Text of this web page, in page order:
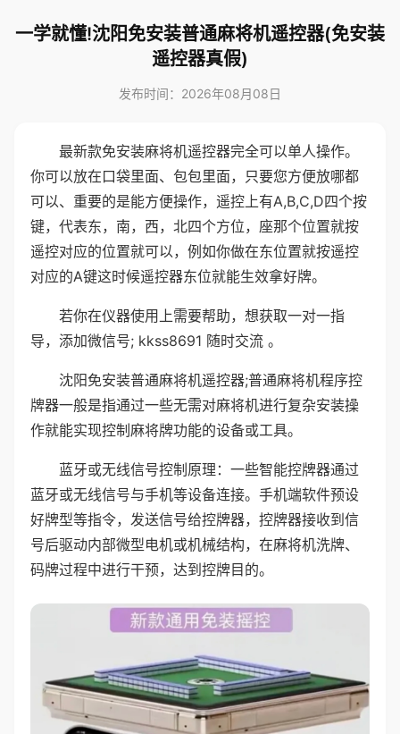
一学就懂!沈阳免安装普通麻将机遥控器(免安装
遥控器真假)
发布时间：2026年08月08日
最新款免安装麻将机遥控器完全可以单人操作。
你可以放在口袋里面、包包里面，只要您方便放哪都
可以、重要的是能方便操作，遥控上有A,B,C,D四个按
键，代表东，南，西，北四个方位，座那个位置就按
遥控对应的位置就可以，例如你做在东位置就按遥控
对应的A键这时候遥控器东位就能生效拿好牌。
若你在仪器使用上需要帮助，想获取一对一指
导，添加微信号; kkss8691 随时交流 。
沈阳免安装普通麻将机遥控器;普通麻将机程序控
牌器一般是指通过一些无需对麻将机进行复杂安装操
作就能实现控制麻将牌功能的设备或工具。
蓝牙或无线信号控制原理：一些智能控牌器通过
蓝牙或无线信号与手机等设备连接。手机端软件预设
好牌型等指令，发送信号给控牌器，控牌器接收到信
号后驱动内部微型电机或机械结构，在麻将机洗牌、
码牌过程中进行干预，达到控牌目的。